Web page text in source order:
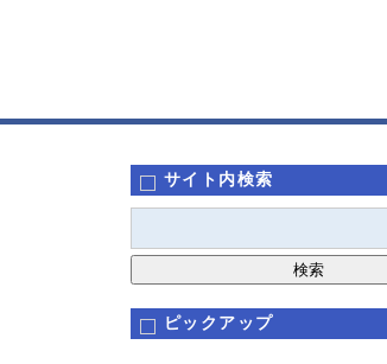
サイト内検索
ピックアップ